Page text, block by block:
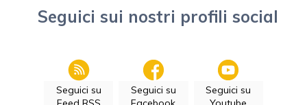
Seguici sui nostri profili social
Seguici su
Seguici su
Seguici su